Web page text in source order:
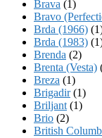
Brava (1)
Bravo
Brda (1966)
Brda (1983)
Brenda (2)
Brenta (Vesta)
Breza (1)
Brigadir(1)
Briljant (1)
Brio (2)
British